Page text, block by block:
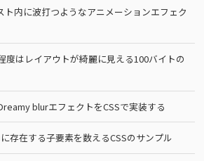
ト内に波打つようなアニメーションエフェク
度はレイアウトが綺麗に見える100バイトの
blurエフェクトをCSSで実装する
存在する子要素を数えるCSSのサンプル